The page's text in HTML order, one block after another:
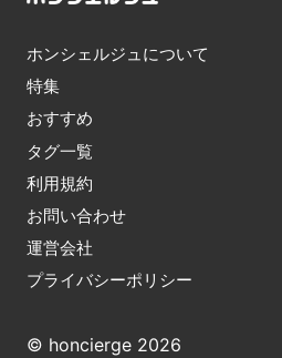
ホンシェルジュについて
特集
おすすめ
タグ一覧
利用規約
お問い合わせ
運営会社
プライバシーポリシー
© honcierge 2026